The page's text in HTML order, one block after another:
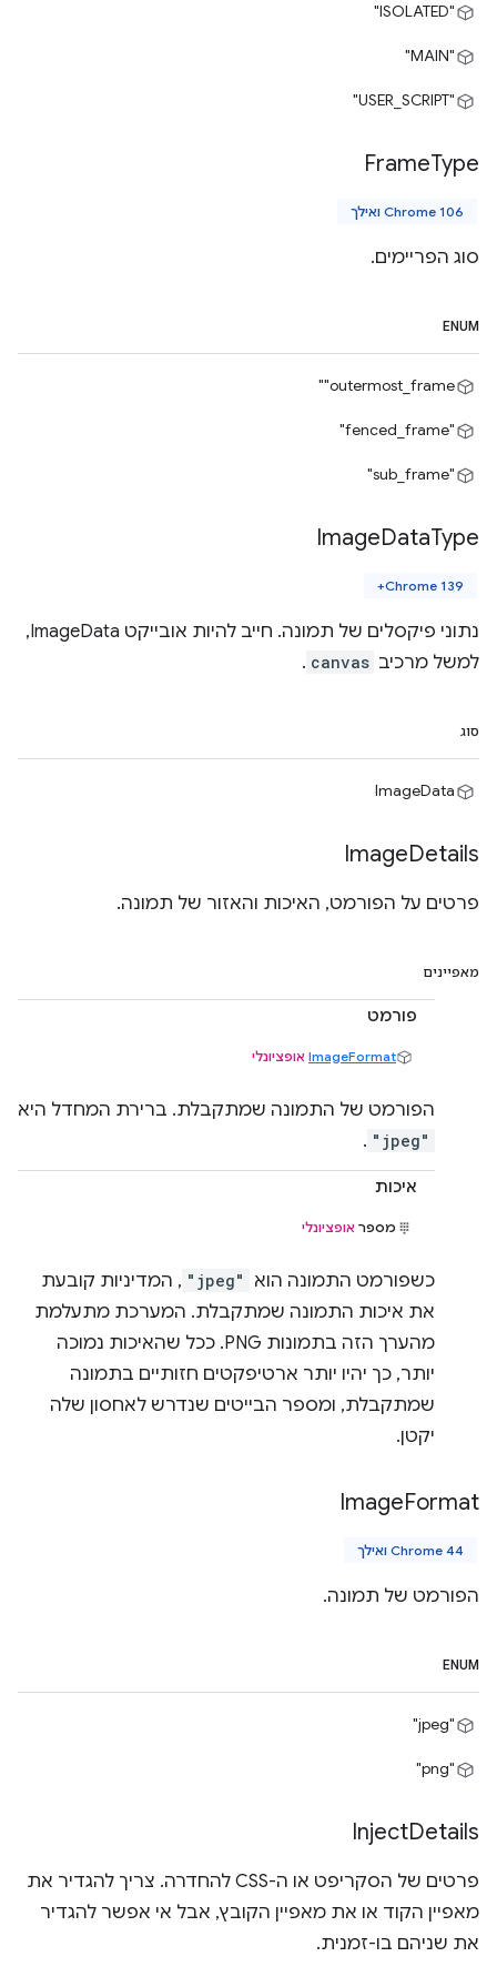
"ISOLATED"
"MAIN"
"USER_SCRIPT"
FrameType
Chrome 106 ואילך
סוג הפריימים.
ENUM
‎"outermost_frame"
"fenced_frame"
"sub_frame"
ImageDataType
Chrome 139+
נתוני פיקסלים של תמונה. חייב להיות אובייקט ImageData,
למשל מרכיב canvas
.
סוג
ImageData
ImageDetails
פרטים על הפורמט, האיכות והאזור של תמונה.
מאפיינים
פורמט
ImageFormat אופציונלי
הפורמט של התמונה שמתקבלת. ברירת המחדל היא
"jpeg"
.
איכות
מספר אופציונלי
כשפורמט התמונה הוא "jpeg" , המדיניות קובעת
את איכות התמונה שמתקבלת. המערכת מתעלמת
מהערך הזה בתמונות PNG. ככל שהאיכות נמוכה
יותר, כך יהיו יותר ארטיפקטים חזותיים בתמונה
שמתקבלת, ומספר הבייטים שנדרש לאחסון שלה
יקטן.
ImageFormat
Chrome 44 ואילך
הפורמט של תמונה.
ENUM
"jpeg"
"png"
InjectDetails
פרטים של הסקריפט או ה-CSS להחדרה. צריך להגדיר את
מאפיין הקוד או את מאפיין הקובץ, אבל אי אפשר להגדיר
את שניהם בו-זמנית.